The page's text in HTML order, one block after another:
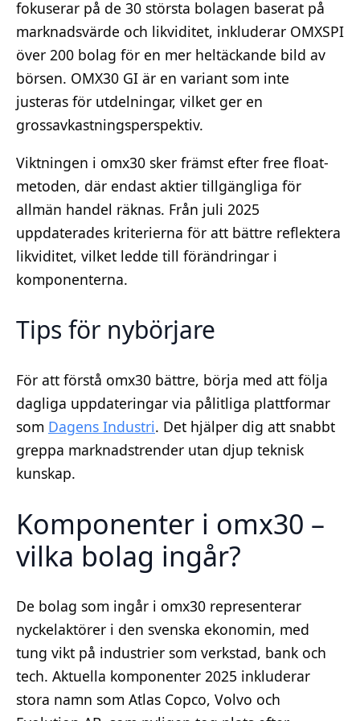
fokuserar på de 30 största bolagen baserat på
marknadsvärde och likviditet, inkluderar OMXSPI
över 200 bolag för en mer heltäckande bild av
börsen. OMX30 GI är en variant som inte
justeras för utdelningar, vilket ger en
grossavkastningsperspektiv.
Viktningen i omx30 sker främst efter free float-
metoden, där endast aktier tillgängliga för
allmän handel räknas. Från juli 2025
uppdaterades kriterierna för att bättre reflektera
likviditet, vilket ledde till förändringar i
komponenterna.
Tips för nybörjare
För att förstå omx30 bättre, börja med att följa
dagliga uppdateringar via pålitliga plattformar
som Dagens Industri. Det hjälper dig att snabbt
greppa marknadstrender utan djup teknisk
kunskap.
Komponenter i omx30 –
vilka bolag ingår?
De bolag som ingår i omx30 representerar
nyckelaktörer i den svenska ekonomin, med
tung vikt på industrier som verkstad, bank och
tech. Aktuella komponenter 2025 inkluderar
stora namn som Atlas Copco, Volvo och